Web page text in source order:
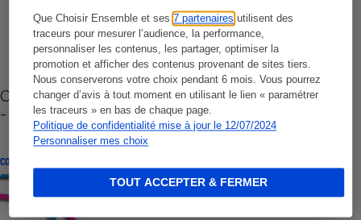
Que Choisir Ensemble et ses7 partenaires utilisent des
traceurs pour mesurer l’audience, la performance,
personnaliser les contenus, les partager, optimiser la
promotion et afficher des contenus provenant de sites tiers.
Nous conserverons votre choix pendant 6 mois. Vous pourrez
changer d’avis à tout moment en utilisant le lien « paramétrer
les traceurs » en bas de chaque page.
Politique de confidentialité mise à jour le 12/07/2024
Personnaliser mes choix
TOUT ACCEPTER & FERMER
Cafetière à capsules zéro déchet CoffeeB (vidéo)
- Premières impressions
CONSEILS